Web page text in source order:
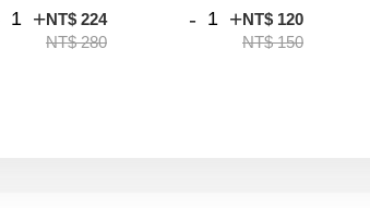
+NT$ 224
NT$ 280
- +NT$ 120
NT$ 150